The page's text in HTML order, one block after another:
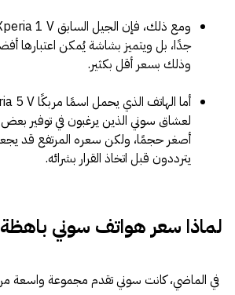
جدًا، بل ويتميز بشاشة يُمكن اعتبارها
وذلك بسعر أقل بكثير.
لعشاق سوني الذين يرغبون في توفير
أصغر حجمًا، ولكن سعره المرتفع قد
يترددون قبل اتخاذ القرار بشرائه.
لماذا سعر هواتف سوني
في الماضي، كانت سوني تقدم مجموعة واسعة من